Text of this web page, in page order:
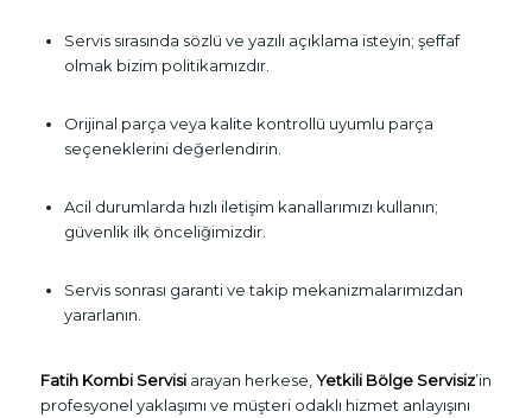
Servis sırasında sözlü ve yazılı açıklama isteyin; şeffaf
olmak bizim politikamızdır.
Orijinal parça veya kalite kontrollü uyumlu parça
seçeneklerini değerlendirin.
Acil durumlarda hızlı iletişim kanallarımızı kullanın;
güvenlik ilk önceliğimizdir.
Servis sonrası garanti ve takip mekanizmalarımızdan
yararlanın.
Fatih Kombi Servisiarayan herkese, Yetkili Bölge Servisiz’in
profesyonel yaklaşımı ve müşteri odaklı hizmet anlayışını